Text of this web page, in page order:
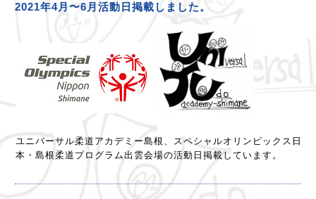
2021年4月〜6月活動日掲載しました。
ユニバーサル柔道アカデミー島根、スペシャルオリンピックス日
本・島根柔道プログラム出雲会場の活動日掲載しています。